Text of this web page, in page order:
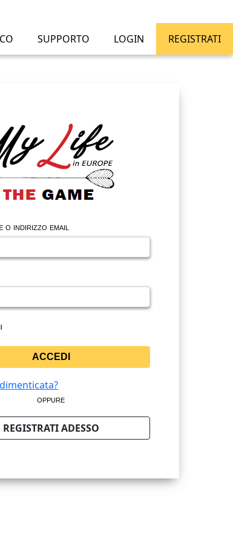
SUPPORTO LOGIN REGISTRATI
o indirizzo email
oppure
REGISTRATI ADESSO